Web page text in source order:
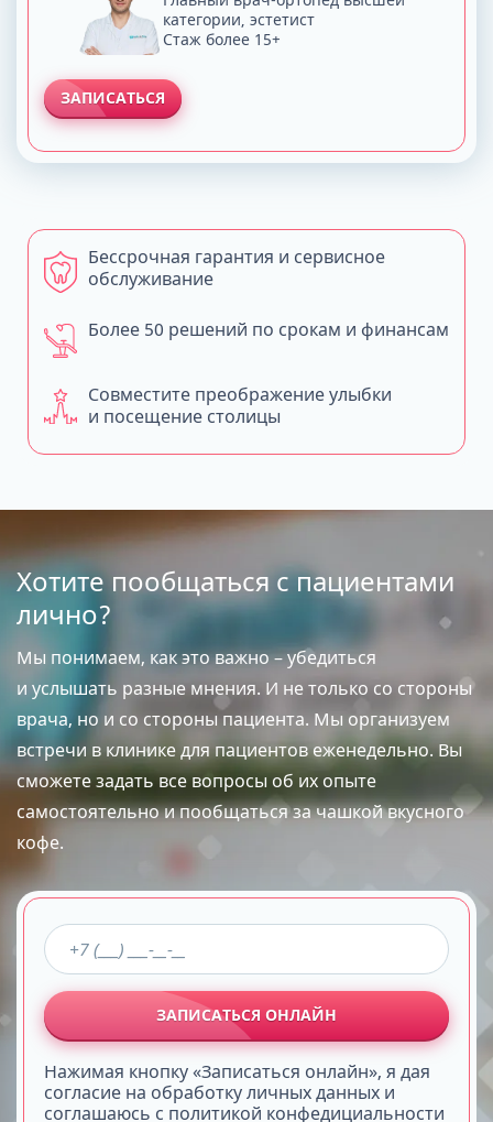
категории, эстетист
Стаж более 15+
ЗАПИСАТЬСЯ
Совместите преображение улыбки
и посещение столицы
Бессрочная гарантия и сервисное
обслуживание
Более 50 решений по срокам и финансам
Хотите пообщаться с пациентами
лично?
Мы понимаем, как это важно – убедиться
и услышать разные мнения. И не только со стороны
врача, но и со стороны пациента. Мы организуем
встречи в клинике для пациентов еженедельно. Вы
сможете задать все вопросы об их опыте
самостоятельно и пообщаться за чашкой вкусного
кофе.
ЗАПИСАТЬСЯ ОНЛАЙН
Нажимая кнопку «Записаться онлайн», я дая
согласие на обработку личных данных и
соглашаюсь с политикой конфедициальности